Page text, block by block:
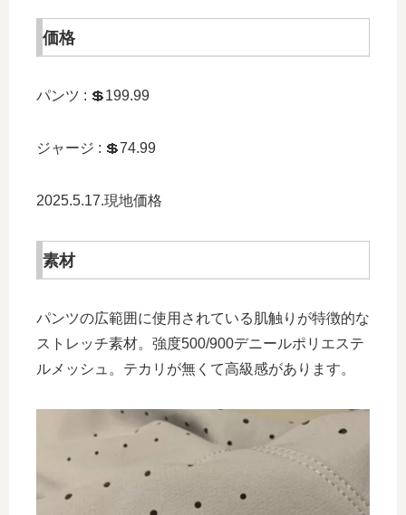
価格
パンツ : 💲199.99
ジャージ : 💲74.99
2025.5.17.現地価格
素材
パンツの広範囲に使用されている肌触りが特徴的な
ストレッチ素材。強度500/900デニールポリエステ
ルメッシュ。テカリが無くて高級感があります。